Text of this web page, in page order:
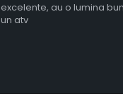
excelente, au o lumina
un atv